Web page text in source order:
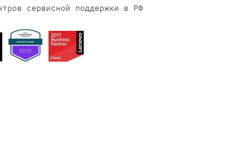
сервисной поддержки в РФ